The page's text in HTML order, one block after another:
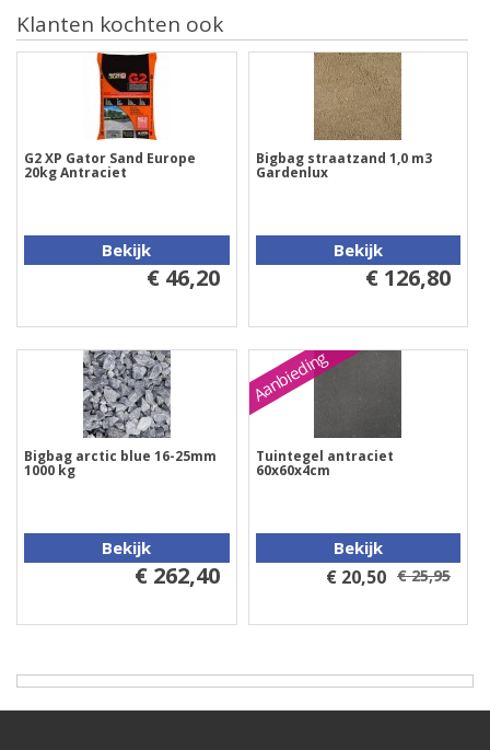
Klanten kochten ook
G2 XP Gator Sand Europe
20kg Antraciet
Bekijk
€ 46,20
Bigbag straatzand 1,0 m3
Gardenlux
Bekijk
€ 126,80
Bigbag arctic blue 16-25mm
1000 kg
Bekijk
€ 262,40
Aanbieding
Tuintegel antraciet
60x60x4cm
Bekijk
€ 20,50 € 25,95